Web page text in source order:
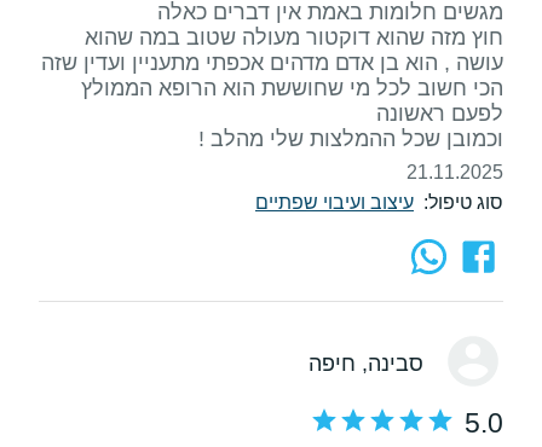
חוץ מזה שהוא דוקטור מעולה שטוב במה שהוא
עושה , הוא בן אדם מדהים אכפתי מתעניין ועדין שזה
הכי חשוב לכל מי שחוששת הוא הרופא הממולץ
וכמובן שכל ההמלצות שלי מהלב !
21.11.2025
סוג טיפול: עיצוב ועיבוי שפתיים
סבינה, חיפה
5.0